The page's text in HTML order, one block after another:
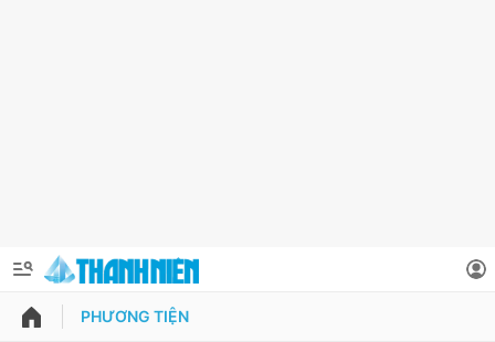
QUẢNG CÁO ĐẶT BÁO
PHƯƠNG TIỆN